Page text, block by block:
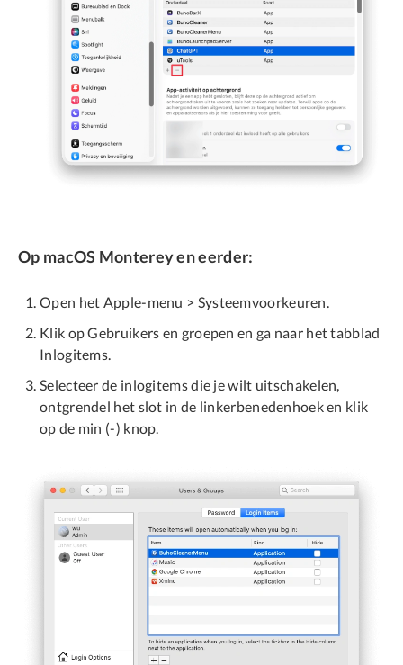
Op macOS Monterey en eerder:
Open het Apple-menu > Systeemvoorkeuren.
Klik op Gebruikers en groepen en ga naar het tabblad
Inlogitems.
Selecteer de inlogitems die je wilt uitschakelen,
ontgrendel het slot in de linkerbenedenhoek en klik
op de min (-) knop.